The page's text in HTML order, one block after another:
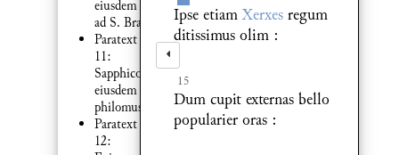
eiusdem :
ad S. Brant
Paratext
11:
Sapphicon
eiusdem
philomusi
Paratext
12:
Ipse etiamXerxesregum
ditissimus olim :
15
Dum cupit externas bello
popularier oras :